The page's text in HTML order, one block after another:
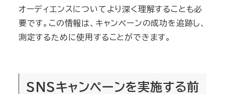
オーディエンスについてより深く理解することも必
要です。この情報は、キャンペーンの成功を追跡し、
測定するために使用することができます。
SNSキャンペーンを実施する前